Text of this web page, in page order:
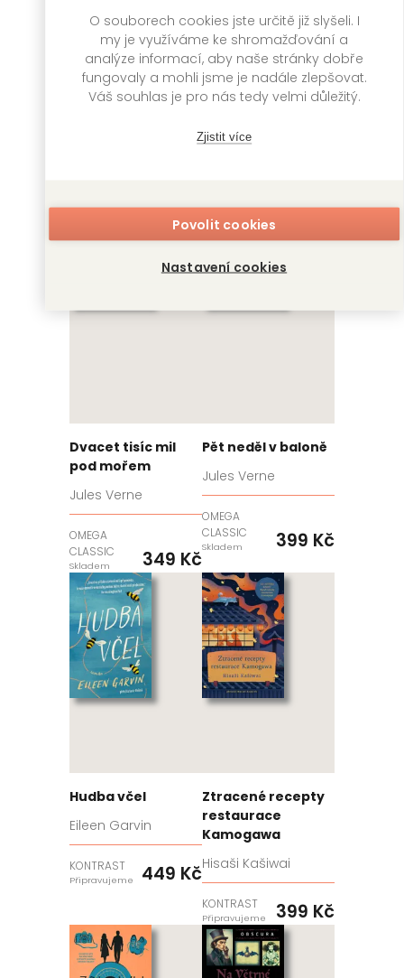
O souborech cookies jste určitě již slyšeli. I
my je využíváme ke shromažďování a
analýze informací, aby naše stránky dobře
fungovaly a mohli jsme je nadále zlepšovat.
Váš souhlas je pro nás tedy velmi důležitý.
Zjistit více
Povolit cookies
Nastavení cookies
Dva roky prázdnin Cesta kolem světa
Jules Verne
299 Kč
Dvacet tisíc mil
pod mořem
Jules Verne
OMEGA
CLASSIC
Skladem 349 Kč
Pět neděl v baloně
Jules Verne
OMEGA
CLASSIC
Skladem 399 Kč
Hudba včel
Eileen Garvin
KONTRAST
Připravujeme 449 Kč
Ztracené recepty
restaurace
Kamogawa
Hisaši Kašiwai
KONTRAST
Připravujeme 399 Kč